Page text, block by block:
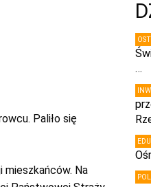
Paliło się
mieszkańców. Na
…